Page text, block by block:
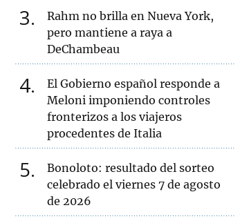
3
Rahm no brilla en Nueva York,
pero mantiene a raya a
DeChambeau
4
El Gobierno español responde a
Meloni imponiendo controles
fronterizos a los viajeros
procedentes de Italia
5
Bonoloto: resultado del sorteo
celebrado el viernes 7 de agosto
de 2026